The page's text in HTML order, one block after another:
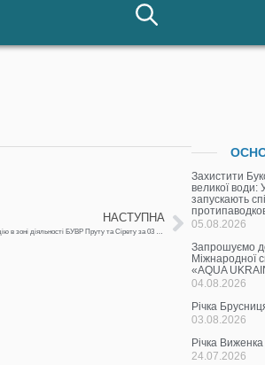
НАСТУПНА
Щоденна інформація про водогосподарську ситуацію в зоні діяльності БУВР Пруту та Сірету за 03 червня 2024 р.
Захистити
великої води:
запускають
05.08.2026
Запрошуємо
Міжнародної
«AQUA
04.08.2026
Річка
03.08.2026
Річка Виженка
24.07.2026